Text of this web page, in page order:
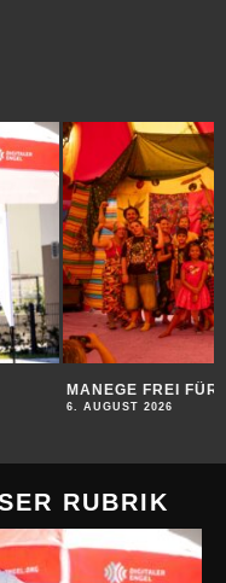
MANEGE FREI
6. AUGUST 2026
RUBRIK